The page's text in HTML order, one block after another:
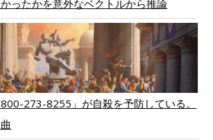
ったかを意外なベクトルから推論
273-8255」が自殺を予防している。